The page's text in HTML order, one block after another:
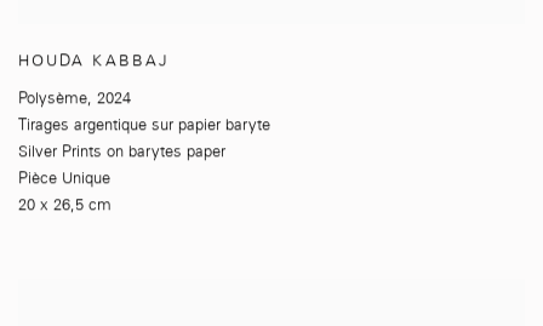
HOUDA KABBAJ
Polysème, 2024
Tirages argentique sur papier baryte
Silver Prints on barytes paper
Pièce Unique
20 x 26,5 cm